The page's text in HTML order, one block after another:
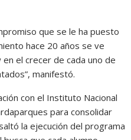
que se le ha puesto
hace 20 años se ve
el crecer de cada uno de
manifestó.
con el Instituto Nacional
para consolidar
la ejecución del programa